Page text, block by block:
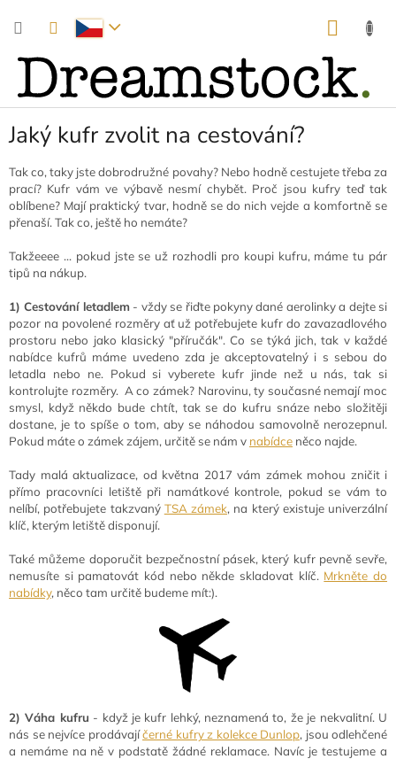
Jaký kufr zvolit na cestování?
Tak co, taky jste dobrodružné povahy? Nebo hodně cestujete třeba za
prací? Kufr vám ve výbavě nesmí chybět. Proč jsou kufry teď tak
oblíbene? Mají praktický tvar, hodně se do nich vejde a komfortně se
přenaší. Tak co, ještě ho nemáte?
Takžeeee ... pokud jste se už rozhodli pro koupi kufru, máme tu pár
tipů na nákup.
1) Cestování letadlem - vždy se řiďte pokyny dané aerolinky a dejte si
pozor na povolené rozměry ať už potřebujete kufr do zavazadlového
prostoru nebo jako klasický "příručák". Co se týká jich, tak v každé
nabídce kufrů máme uvedeno zda je akceptovatelný i s sebou do
letadla nebo ne. Pokud si vyberete kufr jinde než u nás, tak si
kontrolujte rozměry. A co zámek? Narovinu, ty současné nemají moc
smysl, když někdo bude chtít, tak se do kufru snáze nebo složitěji
dostane, je to spíše o tom, aby se náhodou samovolně nerozepnul.
Pokud máte o zámek zájem, určitě se nám v nabídce něco najde.
Tady malá aktualizace, od května 2017 vám zámek mohou zničit i
přímo pracovníci letiště při namátkové kontrole, pokud se vám to
nelíbí, potřebujete takzvaný TSA zámek, na který existuje univerzální
klíč, kterým letiště disponují.
Také můžeme doporučit bezpečnostní pásek, který kufr pevně sevře,
nemusíte si pamatovát kód nebo někde skladovat klíč. Mrkněte do
nabídky, něco tam určitě budeme mít:).
2) Váha kufru - když je kufr lehký, neznamená to, že je nekvalitní. U
nás se nejvíce prodávajíčerné kufry z kolekce Dunlop, jsou odlehčené
a nemáme na ně v podstatě žádné reklamace. Navíc je testujeme a